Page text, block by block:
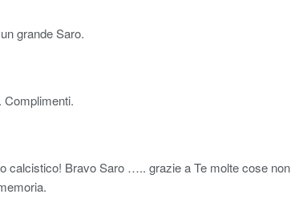
grande Saro.
Complimenti.
calcistico! Bravo Saro ….. grazie a Te molte cose non